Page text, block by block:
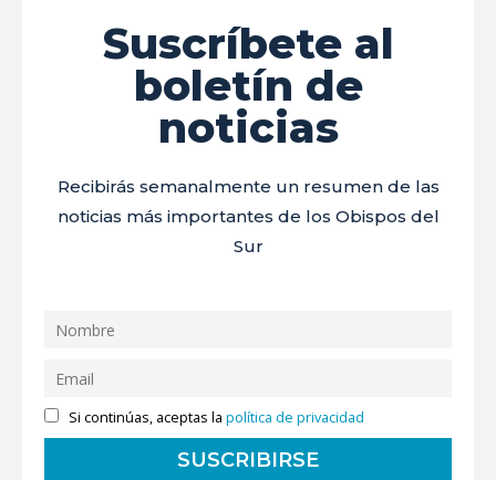
Suscríbete al
boletín de
noticias
Recibirás semanalmente un resumen de las
noticias más importantes de los Obispos del
Sur
Si continúas, aceptas lapolítica de privacidad